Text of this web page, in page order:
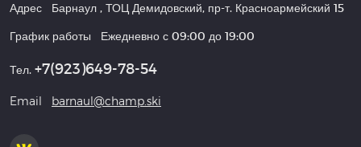
Адрес Барнаул , ТОЦ Демидовский, пр-т. Красноармейский 15
График работы Ежедневно с 09:00 до 19:00
Тел. +7(923)649-78-54
Email barnaul@champ.ski